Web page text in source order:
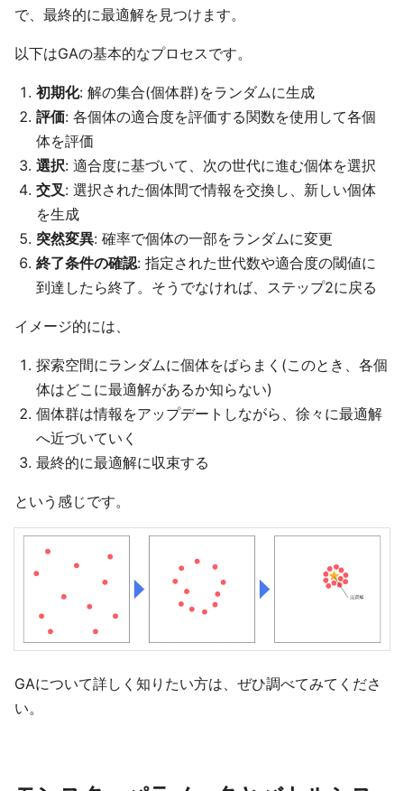
で、最終的に最適解を見つけます。
以下はGAの基本的なプロセスです。
初期化: 解の集合(個体群)をランダムに生成
評価: 各個体の適合度を評価する関数を使用して各個
体を評価
選択: 適合度に基づいて、次の世代に進む個体を選択
交叉: 選択された個体間で情報を交換し、新しい個体
を生成
突然変異: 確率で個体の一部をランダムに変更
終了条件の確認: 指定された世代数や適合度の閾値に
到達したら終了。そうでなければ、ステップ2に戻る
イメージ的には、
探索空間にランダムに個体をばらまく(このとき、各個
体はどこに最適解があるか知らない)
個体群は情報をアップデートしながら、徐々に最適解
へ近づいていく
最終的に最適解に収束する
という感じです。
GAについて詳しく知りたい方は、ぜひ調べてみてくださ
い。